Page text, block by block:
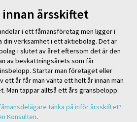
årsskiftet
i ett fåmansföretag men ligger i
verksamhet i ett aktiebolag. Det är
i slutet av året eftersom det är den
av beskattningsårets som får
Startar man företaget eller
ett år får man vänta ett helt år innan man
Man tappar alltså ett års gränsbelopp.
tänka på inför årsskiftet?
Konsulten.